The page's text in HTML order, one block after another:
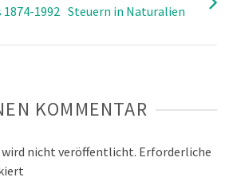
1992 Steuern in Naturalien
KOMMENTAR
wird nicht veröffentlicht. Erforderliche